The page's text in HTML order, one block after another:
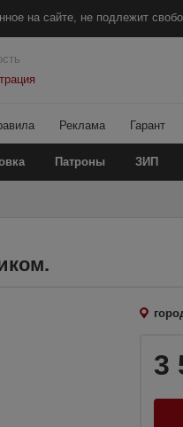
на сайте, не подлежит
Реклама Гарант
Патроны ЗИП
3